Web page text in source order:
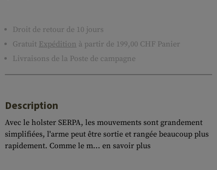
Droit de retour de 10 jours
Gratuit Expédition à partir de 199,00 CHF Panier
Livraisons de la Poste de campagne
Description
Avec le holster SERPA, les mouvements sont grandement
simplifiées, l'arme peut être sortie et rangée beaucoup plus
rapidement. Comme le m... en savoir plus